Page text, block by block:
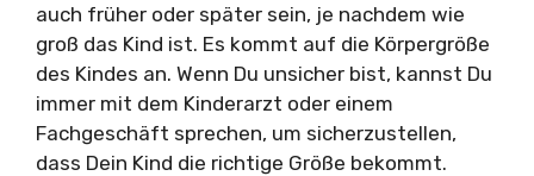
auch früher oder später sein, je nachdem wie
groß das Kind ist. Es kommt auf die Körpergröße
des Kindes an. Wenn Du unsicher bist, kannst Du
immer mit dem Kinderarzt oder einem
Fachgeschäft sprechen, um sicherzustellen,
dass Dein Kind die richtige Größe bekommt.